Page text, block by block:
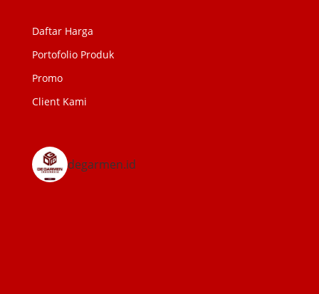
Daftar Harga
Portofolio Produk
Promo
Client Kami
degarmen.id